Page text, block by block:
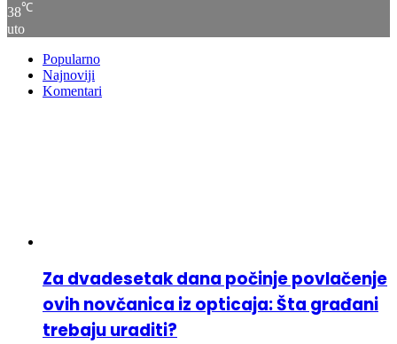
38℃
uto
Popularno
Najnoviji
Komentari
Za dvadesetak dana počinje povlačenje
ovih novčanica iz opticaja: Šta građani
trebaju uraditi?